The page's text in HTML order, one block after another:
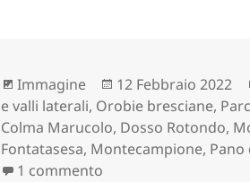
Formato
Immagine
Scritto
il
12 Febbraio 2022
e valli laterali, Orobie bresciane,
Colma Marucolo, Dosso Rotondo,
Fontatasesa, Montecampione, Pano
1 commento